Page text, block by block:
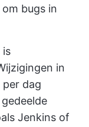
bugs in
is
in
dag
Jenkins of